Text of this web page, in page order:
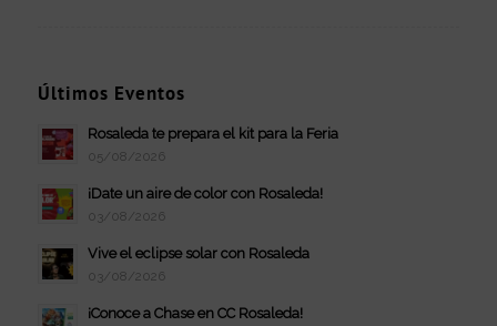
Últimos Eventos
Rosaleda te prepara el kit para la Feria
05/08/2026
¡Date un aire de color con Rosaleda!
03/08/2026
Vive el eclipse solar con Rosaleda
03/08/2026
¡Conoce a Chase en CC Rosaleda!